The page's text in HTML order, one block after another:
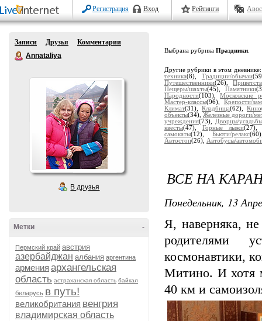
Регистрация Вход Рейтинги
Записи Друзья
Комментарии
Annataliya
В друзья
-
Метки
Пермский край австрия
азербайджан албания аргентина
армения архангельская
область астраханская область байкал
беларусь в путь!
великобритания венгрия
владимирская область
Выбрана рубрика Праздники
Другие рубрики в этом
техника(8), Традиции/обычаи
Путешественники(26),
Пещеры/шахты(45), Памятники
Народности(103),Московские
Мастер-классы(96), Крепости/
Климат(31), Кладбища(62), Кино
объекты(34), Железные дороги/
учреждения(73), Дворцы/усадьбы
квесты(47), Горные лыжи
самокаты(12),Бьюти/релакс
Автостоп(26), Автобусы/
ВСЕ НА
Понедельник, 13
Я, наверняка,
родителями
космонавтики,
Митино. И хотя
40 км и